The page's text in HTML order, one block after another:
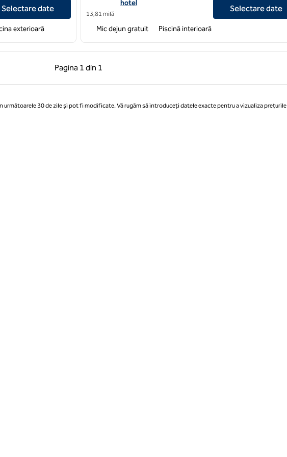
Selectare date
exterioară
hotel
13,81 milă
Selectare date
Mic dejun gratuit Piscină interioară
Pagina 1 din 1
Pagina anterioară, 1 din 1
Pagina 1 din 1
30 de zile și pot fi modificate. Vă rugăm să introduceți datele exacte pentru a vizualiza prețurile